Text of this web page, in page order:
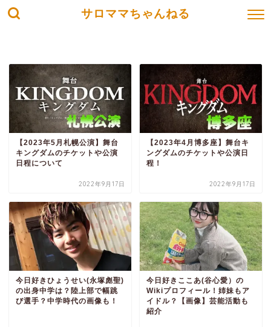
サロママちゃんねる
【2023年5月札幌公演】舞台
キングダムのチケットや公演
日程について
2022年9月17日
【2023年4月博多座】舞台キ
ングダムのチケットや公演日
程！
2022年9月17日
今日好きひょうせい(永塚彪聖)
の出身中学は？陸上部で幅跳
び選手？中学時代の画像も！
今日好きここあ(谷心愛）の
Wikiプロフィール！姉妹もア
イドル？【画像】芸能活動も
紹介